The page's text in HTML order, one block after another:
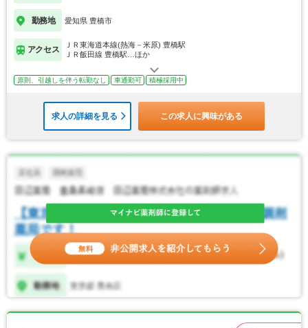
勤務地 愛知県 豊橋市
アクセス
ＪＲ東海道本線(熱海－米原) 豊橋駅
ＪＲ飯田線 豊橋駅…ほか
原則、引越しを伴う転勤なし 車通勤可 積極採用中
求人の詳細を見る この求人に興味がある